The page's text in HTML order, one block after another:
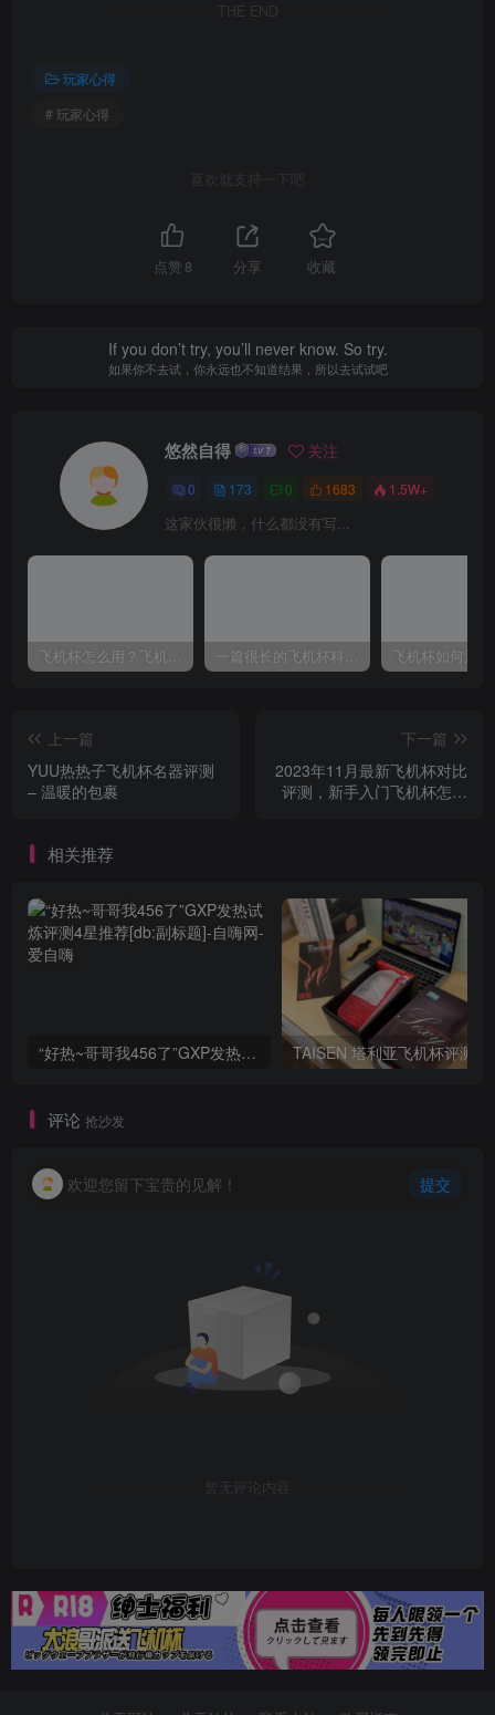
THE END
玩家心得
# 玩家心得
喜欢就支持一下吧
点赞 8 分享 收藏
If you don’t try, you’ll never know. So try.
如果你不去试，你永远也不知道结果，所以去试试吧
悠然自得 关注
0 173 0 1683 1.5W+
这家伙很懒，什么都没有写...
飞机杯怎么用？飞机杯使用视频教程 一篇很长的飞机杯科普，耐心看完，能解决你很多的问题
上一篇
YUU热热子飞机杯名器评测
– 温暖的包裹
下一篇
2023年11月最新飞机杯对比
评测，新手入门飞机杯怎么
相关推荐
“好热~哥哥我456了”GXP发热试炼评测4星推荐[db:副标题]
评论 抢沙发
欢迎您留下宝贵的见解！ 提交
暂无评论内容